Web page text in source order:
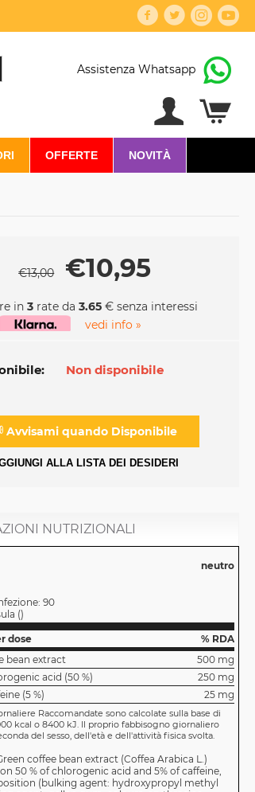
Assistenza Whatsapp
OFFERTE NOVITÀ
€13,00 €10,95
in 3rate da 3.65€ senza interessi
vedi info »
Non disponibile
Avvisami quando Disponibile
ALLA LISTA DEI DESIDERI
NUTRIZIONALI
neutro
90
()
dose
% RDA
bean extract
500 mg
acid (50 %)
250 mg
(5 %)
25 mg
Raccomandate sono calcolate sulla base di
kcal o 8400 kJ. Il proprio fabbisogno giornaliero
del sesso, dell'età e dell'attività fisica svolta.
coffee bean extract (Coffea Arabica L.)
50 % of chlorogenic acid and 5% of caffeine,
(bulking agent: hydroxypropyl methyl